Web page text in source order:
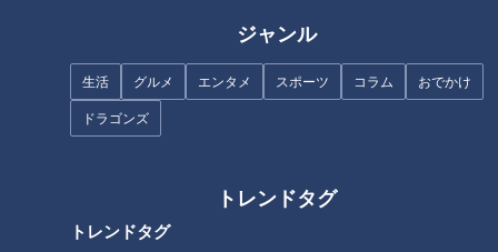
ジャンル
生活 グルメ エンタメ スポーツ コラム おでかけ
ドラゴンズ
トレンドタグ
トレンドタグ
水だけでできたゼリー！？暑い